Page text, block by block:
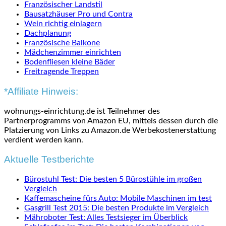
Französischer Landstil
Bausatzhäuser Pro und Contra
Wein richtig einlagern
Dachplanung
Französische Balkone
Mädchenzimmer einrichten
Bodenfliesen kleine Bäder
Freitragende Treppen
*Affiliate Hinweis:
wohnungs-einrichtung.de ist Teilnehmer des
Partnerprogramms von Amazon EU, mittels dessen durch die
Platzierung von Links zu Amazon.de Werbekostenerstattung
verdient werden kann.
Aktuelle Testberichte
Bürostuhl Test: Die besten 5 Bürostühle im großen
Vergleich
Kaffemascheine fürs Auto: Mobile Maschinen im test
Gasgrill Test 2015: Die besten Produkte im Vergleich
Mähroboter Test: Alles Testsieger im Überblick